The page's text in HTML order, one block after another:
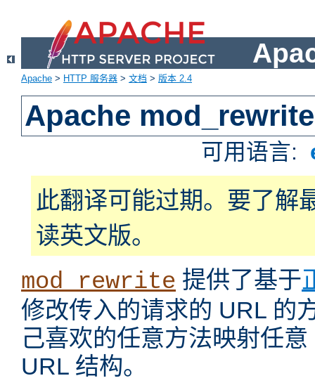
Apache > HTTP 服务器 > 文档 > 版本 2.4
Apache mod_rewrite
可用语言:
此翻译可能过期。要了解
读英文版。
mod_rewrite 提供了基于
修改传入的请求的 URL 的
己喜欢的任意方法映射任
URL 结构。